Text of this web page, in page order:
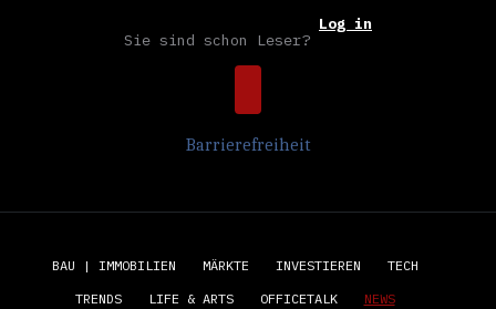
Sie sind schon Leser?
Log in
Barrierefreiheit
BAU | IMMOBILIEN MÄRKTE INVESTIEREN TECH
TRENDS LIFE & ARTS OFFICETALK NEWS